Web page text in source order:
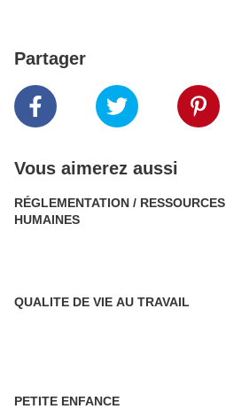
Partager
Vous aimerez aussi
RÉGLEMENTATION / RESSOURCES
HUMAINES
QUALITE DE VIE AU TRAVAIL
PETITE ENFANCE